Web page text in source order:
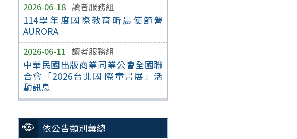
2026-06-18 讀者服務組
114學年度國際教育昕晨使節營
AURORA
2026-06-11 讀者服務組
中華民國出版商業同業公會全國聯
合會「2026台北國 際童書展」活
動訊息
依公告類別彙總